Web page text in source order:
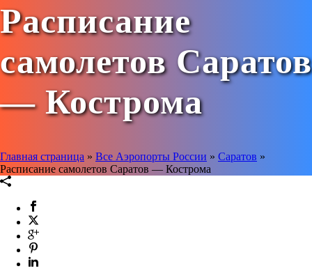
Расписание
самолетов Саратов
— Кострома
Главная страница » Все Аэропорты России » Саратов »
Расписание самолетов Саратов — Кострома